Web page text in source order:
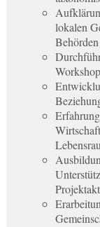
lokalen
Behörden